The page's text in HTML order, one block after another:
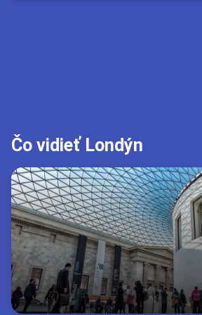
Rezervovat za 43,77 €
Čo vidieť Londýn